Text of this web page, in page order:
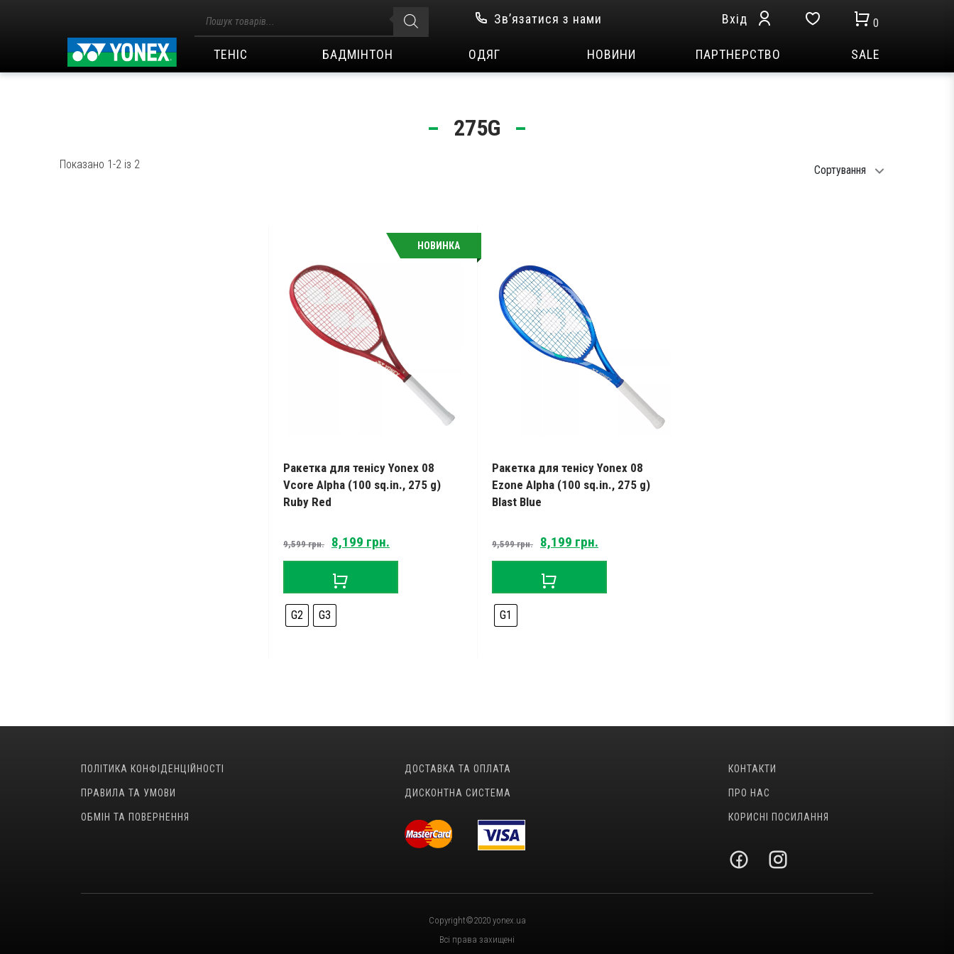
товарів
Зв’язатися з нами Вхід 0
ТЕНІС БАДМІНТОН ОДЯГ НОВИНИ ПАРТНЕРСТВО SALE
275G
Показано 1-2 із 2 Сортування
Ракетка для тенісу Yonex 08
Vcore Alpha (100 sq.in., 275 g)
Ruby Red
9,599грн.Original
price
was:
9,599 грн..
8,199 грн.
price
G2 G3
НОВИНКА
Ракетка для тенісу Yonex 08
Ezone Alpha (100 sq.in., 275 g)
Blast Blue
9,599грн.Original
price
was:
8,199 грн.Current
price
G1
ПОЛІТИКА КОНФІДЕНЦІЙНОСТІ
ПРАВИЛА ТА УМОВИ
ОБМІН ТА ПОВЕРНЕННЯ
ДОСТАВКА ТА ОПЛАТА
ДИСКОНТНА СИСТЕМА
КОНТАКТИ
ПРО НАС
КОРИСНІ ПОСИЛАННЯ
Copyright©2020 yonex.ua
Всі права захищені